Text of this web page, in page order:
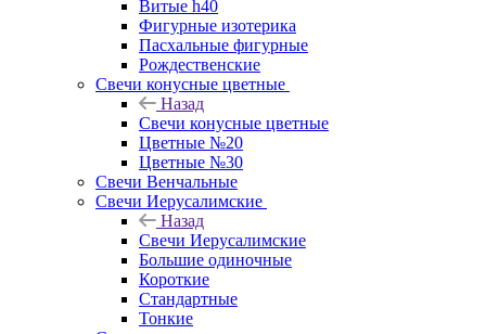
Витые h40
Фигурные изотерика
Пасхальные фигурные
Рождественские
Свечи конусные цветные
Назад
Свечи конусные цветные
Цветные №20
Цветные №30
Свечи Венчальные
Свечи Иерусалимские
Назад
Свечи Иерусалимские
Большие одиночные
Короткие
Стандартные
Тонкие